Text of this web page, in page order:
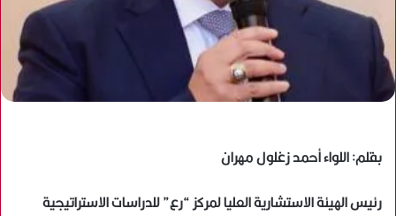
بقلم: اللواء أحمد زغلول مهران
رئيس الهيئة الاستشارية العليا لمركز “رع” للدراسات الاستراتيجية